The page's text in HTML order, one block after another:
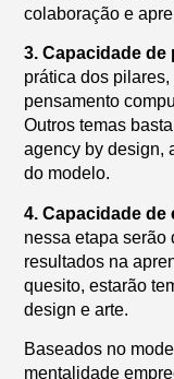
colaboração e
3. Capacidade de
prática dos
pensamento
Outros temas
agency by design,
do modelo.
4. Capacidade de
nessa etapa serão
resultados na
quesito, estarão
design e arte.
Baseados no
mentalidade